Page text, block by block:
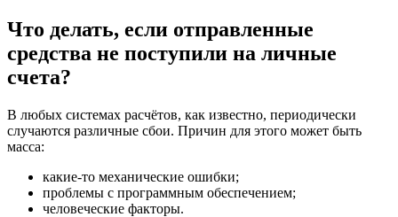
Что делать, если отправленные
средства не поступили на личные
счета?
В любых системах расчётов, как известно, периодически
случаются различные сбои. Причин для этого может быть
масса:
какие-то механические ошибки;
проблемы с программным обеспечением;
человеческие факторы.